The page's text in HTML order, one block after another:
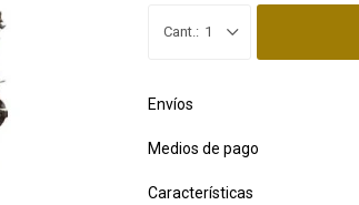
1
Envíos
Medios de pago
Características